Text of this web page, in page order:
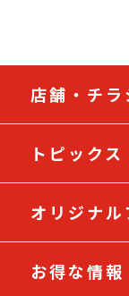
店舗・チラ
トピックス
オリジナル
お得な情報